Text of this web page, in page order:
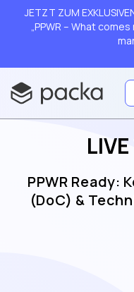
JETZT ZUM
„PPWR – What
PPWR
(DoC) &